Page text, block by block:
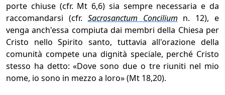
porte chiuse (cfr. Mt 6,6) sia sempre necessaria e da
raccomandarsi (cfr. Sacrosanctum Concilium n. 12), e
venga anch'essa compiuta dai membri della Chiesa per
Cristo nello Spirito santo, tuttavia all'orazione della
comunità compete una dignità speciale, perché Cristo
stesso ha detto: «Dove sono due o tre riuniti nel mio
nome, io sono in mezzo a loro» (Mt 18,20).